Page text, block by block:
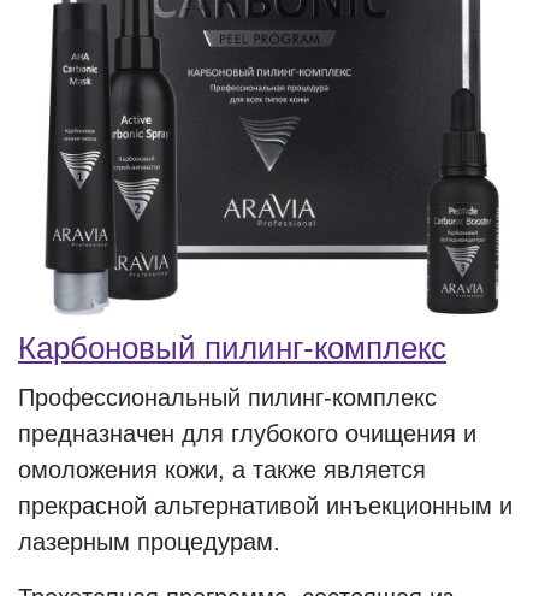
Карбоновый пилинг-комплекс
Профессиональный пилинг-комплекс
предназначен для глубокого очищения и
омоложения кожи, а также является
прекрасной альтернативой инъекционным и
лазерным процедурам.